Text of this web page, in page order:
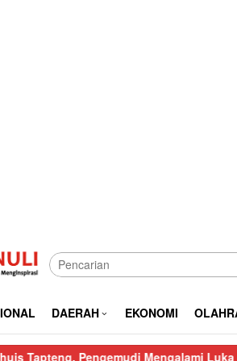
DAERAH EKONOMI
Pengemudi Mengalami Luka Berat